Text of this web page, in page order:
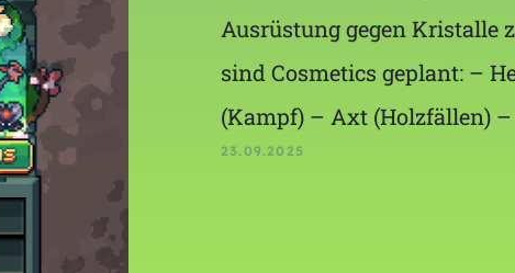
Ausrüstung gegen Kristalle
sind Cosmetics geplant: –
(Kampf) – Axt (Holzfällen)
23.09.2025